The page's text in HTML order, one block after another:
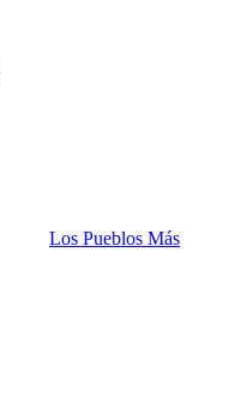
Los Pueblos Más